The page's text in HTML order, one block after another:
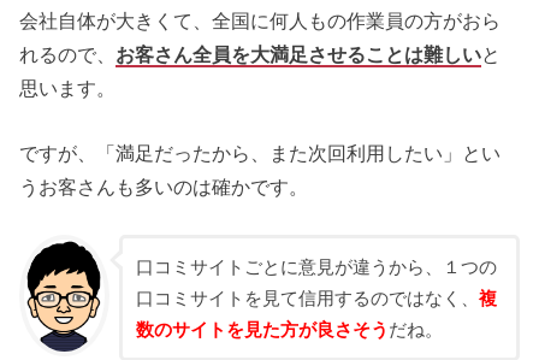
会社自体が大きくて、全国に何人もの作業員の方がおら
れるので、 お客さん全員を大満足させることは難しいと
思います。
ですが、「満足だったから、また次回利用したい」とい
うお客さんも多いのは確かです。
口コミサイトごとに意見が違うから、１つの
口コミサイトを見て信用するのではなく、 複
数のサイトを見た方が良さそう だね。